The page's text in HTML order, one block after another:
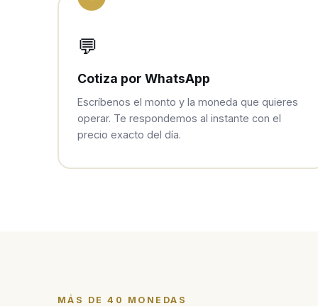
💬
Cotiza por WhatsApp
Escríbenos el monto y la moneda que quieres
operar. Te respondemos al instante con el
precio exacto del día.
MÁS DE 40 MONEDAS